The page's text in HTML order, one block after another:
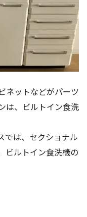
ネットなどがパーツ
は、ビルトイン食洗
では、セクショナル
ビルトイン食洗機の